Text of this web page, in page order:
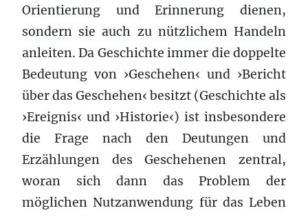
Orientierung und Erinnerung dienen,
sondern sie auch zu nützlichem Handeln
anleiten. Da Geschichte immer die doppelte
Bedeutung von ›Geschehen‹ und ›Bericht
über das Geschehen‹ besitzt (Geschichte als
›Ereignis‹ und ›Historie‹) ist insbesondere
die Frage nach den Deutungen und
Erzählungen des Geschehenen zentral,
woran sich dann das Problem der
möglichen Nutzanwendung für das Leben